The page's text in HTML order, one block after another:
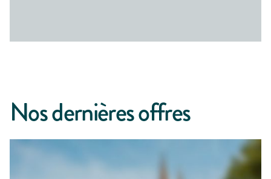
Nos dernières offres